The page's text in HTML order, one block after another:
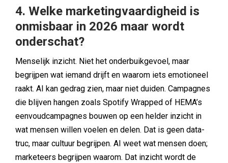
4. Welke marketingvaardigheid is
onmisbaar in 2026 maar wordt
onderschat?
Menselijk inzicht. Niet het onderbuikgevoel, maar
begrijpen wat iemand drijft en waarom iets emotioneel
raakt. AI kan gedrag zien, maar niet duiden. Campagnes
die blijven hangen zoals Spotify Wrapped of HEMA’s
eenvoudcampagnes bouwen op een helder inzicht in
wat mensen willen voelen en delen. Dat is geen data-
truc, maar cultuur begrijpen. AI weet wat mensen doen;
marketeers begrijpen waarom. Dat inzicht wordt de